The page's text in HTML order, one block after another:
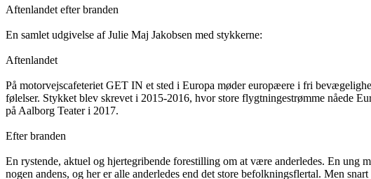
Aftenlandet efter branden
En samlet udgivelse af Julie Maj Jakobsen med stykkerne:
Aftenlandet
På motorvejscafeteriet GET IN et sted i Europa møder europæere i fri
følelser. Stykket blev skrevet i 2015-2016, hvor store flygtningestrømme nåede
på Aalborg Teater i 2017.
Efter branden
En rystende, aktuel og hjertegribende forestilling om at være anderledes. En ung
nogen andens, og her er alle anderledes end det store befolkningsflertal. Men